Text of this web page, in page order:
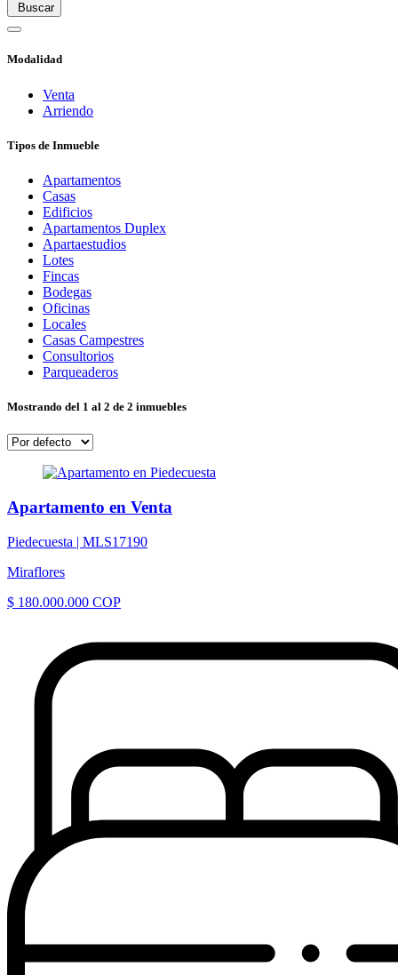
Buscar
Modalidad
Venta
Arriendo
Tipos de Inmueble
Apartamentos
Casas
Edificios
Apartamentos Duplex
Apartaestudios
Lotes
Fincas
Bodegas
Oficinas
Locales
Casas Campestres
Consultorios
Parqueaderos
Mostrando del 1 al 2 de 2 inmuebles
Apartamento en Venta
Piedecuesta | MLS17190
Miraflores
$ 180.000.000 COP